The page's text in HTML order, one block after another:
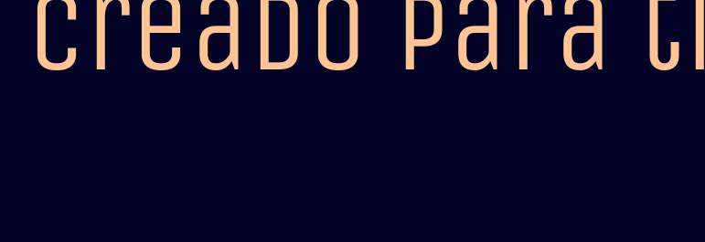
creado para ti